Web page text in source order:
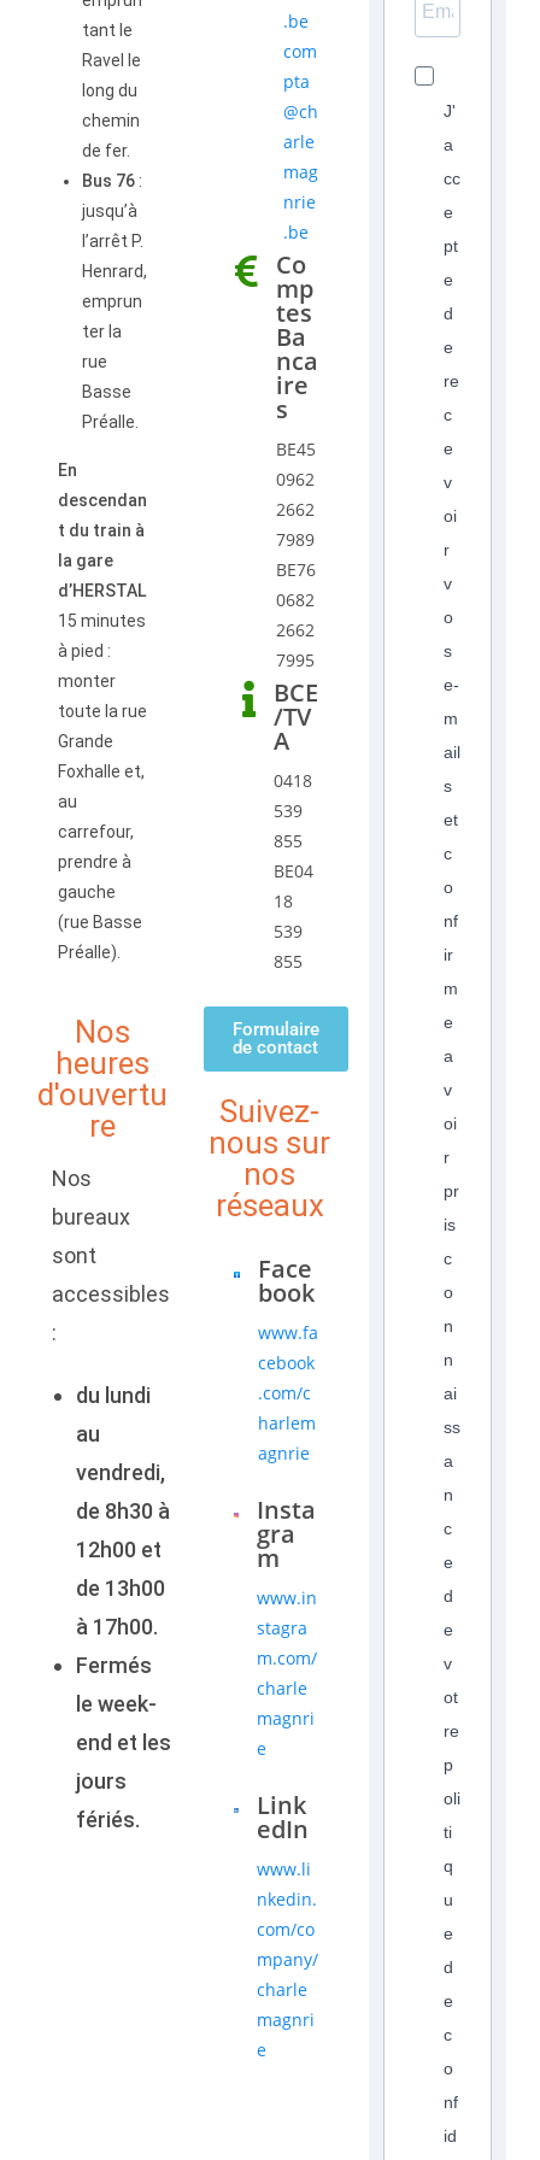
tant le
Ravel le
long du
chemin
de fer.
Bus 76:
jusqu’à
l’arrêt P.
Henrard,
emprun
ter la
rue
Basse
Préalle.
En
descendan
t du train à
la gare
d’HERSTAL
15 minutes
à pied :
monter
toute la rue
Grande
Foxhalle et,
au
carrefour,
prendre à
gauche
(rue Basse
Préalle).
Nos
heures
d'ouvertu
re
Nos
bureaux
sont
accessibles
:
du lundi
au
vendredi,
de 8h30 à
12h00 et
de 13h00
à 17h00.
Fermés
le week-
end et les
jours
fériés.
.be
com
pta
@ch
arle
mag
nrie
.be
Co
mp
tes
Ba
nca
ire
s
BE45
0962
2662
7989
BE76
0682
2662
7995
BCE
/TV
A
0418
539
855
BE04
18
539
855
Formulaire
de contact
Suivez-
nous sur
nos
réseaux
Face
book
www.fa
cebook
.com/c
harlem
agnrie
Insta
gra
m
www.in
stagra
m.com/
charle
magnri
e
Link
edIn
www.li
nkedin.
com/co
mpany/
charle
magnri
e
J'
a
cc
e
pt
e
d
e
re
c
e
v
oi
r
v
o
s
e-
m
ail
s
et
c
o
nf
ir
m
e
a
v
oi
r
pr
is
c
o
n
n
ai
ss
a
n
c
e
d
e
v
ot
re
p
oli
ti
q
u
e
d
e
c
o
nf
id